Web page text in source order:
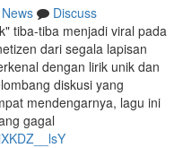
News
Discuss
tiba-tiba menjadi viral pada
dari segala lapisan
dengan lirik unik dan
diskusi yang
mendengarnya, lagu ini
gagal